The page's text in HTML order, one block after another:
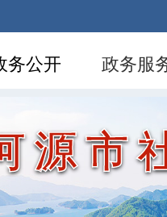
务公开 政务服
源市